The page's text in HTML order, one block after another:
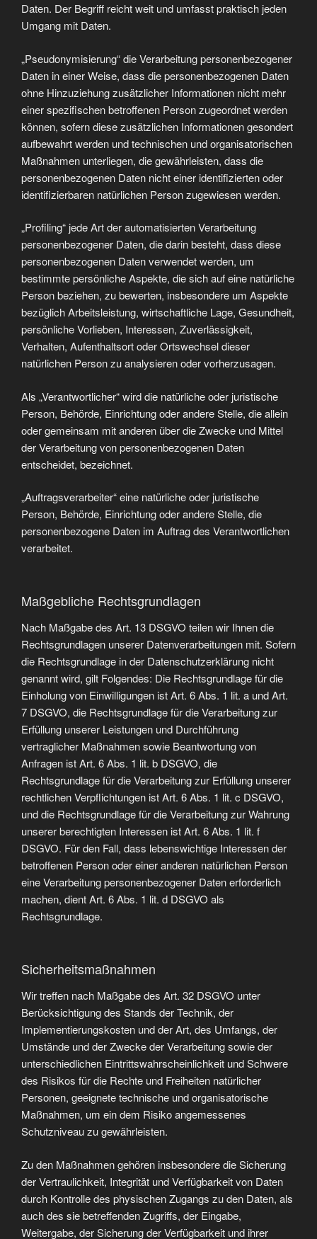
Daten. Der Begriff reicht weit und umfasst praktisch jeden
Umgang mit Daten.
„Pseudonymisierung“ die Verarbeitung personenbezogener
Daten in einer Weise, dass die personenbezogenen Daten
ohne Hinzuziehung zusätzlicher Informationen nicht mehr
einer spezifischen betroffenen Person zugeordnet werden
können, sofern diese zusätzlichen Informationen gesondert
aufbewahrt werden und technischen und organisatorischen
Maßnahmen unterliegen, die gewährleisten, dass die
personenbezogenen Daten nicht einer identifizierten oder
identifizierbaren natürlichen Person zugewiesen werden.
„Profiling“ jede Art der automatisierten Verarbeitung
personenbezogener Daten, die darin besteht, dass diese
personenbezogenen Daten verwendet werden, um
bestimmte persönliche Aspekte, die sich auf eine natürliche
Person beziehen, zu bewerten, insbesondere um Aspekte
bezüglich Arbeitsleistung, wirtschaftliche Lage, Gesundheit,
persönliche Vorlieben, Interessen, Zuverlässigkeit,
Verhalten, Aufenthaltsort oder Ortswechsel dieser
natürlichen Person zu analysieren oder vorherzusagen.
Als „Verantwortlicher“ wird die natürliche oder juristische
Person, Behörde, Einrichtung oder andere Stelle, die allein
oder gemeinsam mit anderen über die Zwecke und Mittel
der Verarbeitung von personenbezogenen Daten
entscheidet, bezeichnet.
„Auftragsverarbeiter“ eine natürliche oder juristische
Person, Behörde, Einrichtung oder andere Stelle, die
personenbezogene Daten im Auftrag des Verantwortlichen
verarbeitet.
Maßgebliche Rechtsgrundlagen
Nach Maßgabe des Art. 13 DSGVO teilen wir Ihnen die
Rechtsgrundlagen unserer Datenverarbeitungen mit. Sofern
die Rechtsgrundlage in der Datenschutzerklärung nicht
genannt wird, gilt Folgendes: Die Rechtsgrundlage für die
Einholung von Einwilligungen ist Art. 6 Abs. 1 lit. a und Art.
7 DSGVO, die Rechtsgrundlage für die Verarbeitung zur
Erfüllung unserer Leistungen und Durchführung
vertraglicher Maßnahmen sowie Beantwortung von
Anfragen ist Art. 6 Abs. 1 lit. b DSGVO, die
Rechtsgrundlage für die Verarbeitung zur Erfüllung unserer
rechtlichen Verpflichtungen ist Art. 6 Abs. 1 lit. c DSGVO,
und die Rechtsgrundlage für die Verarbeitung zur Wahrung
unserer berechtigten Interessen ist Art. 6 Abs. 1 lit. f
DSGVO. Für den Fall, dass lebenswichtige Interessen der
betroffenen Person oder einer anderen natürlichen Person
eine Verarbeitung personenbezogener Daten erforderlich
machen, dient Art. 6 Abs. 1 lit. d DSGVO als
Rechtsgrundlage.
Sicherheitsmaßnahmen
Wir treffen nach Maßgabe des Art. 32 DSGVO unter
Berücksichtigung des Stands der Technik, der
Implementierungskosten und der Art, des Umfangs, der
Umstände und der Zwecke der Verarbeitung sowie der
unterschiedlichen Eintrittswahrscheinlichkeit und Schwere
des Risikos für die Rechte und Freiheiten natürlicher
Personen, geeignete technische und organisatorische
Maßnahmen, um ein dem Risiko angemessenes
Schutzniveau zu gewährleisten.
Zu den Maßnahmen gehören insbesondere die Sicherung
der Vertraulichkeit, Integrität und Verfügbarkeit von Daten
durch Kontrolle des physischen Zugangs zu den Daten, als
auch des sie betreffenden Zugriffs, der Eingabe,
Weitergabe, der Sicherung der Verfügbarkeit und ihrer